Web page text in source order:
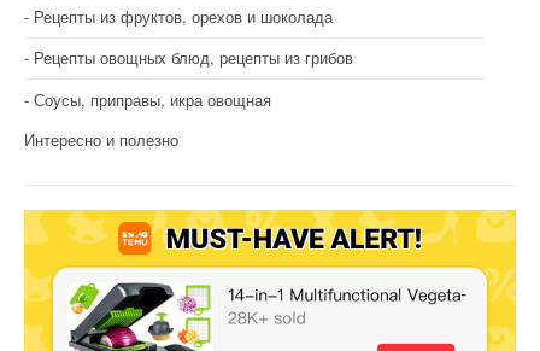
Рецепты из фруктов, орехов и шоколада
Рецепты овощных блюд, рецепты из грибов
Соусы, приправы, икра овощная
Интересно и полезно